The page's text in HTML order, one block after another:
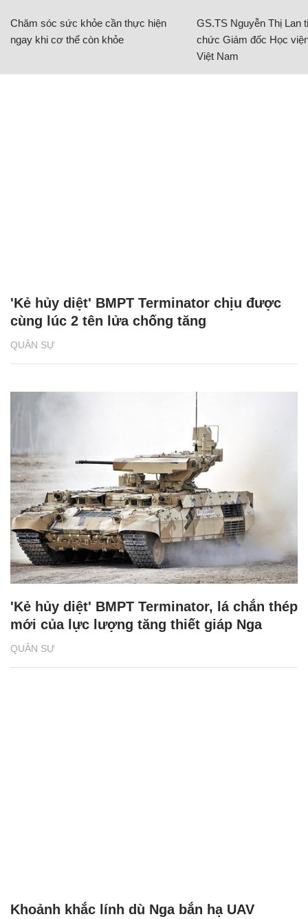
Chăm sóc sức khỏe cần thực hiện
ngay khi cơ thể còn khỏe
GS.TS Nguyễn Thị Lan
chức Giám đốc Học
Việt Nam
QUÂN SỰ
'Kẻ hủy diệt' BMPT Terminator chịu được
cùng lúc 2 tên lửa chống tăng
QUÂN SỰ
'Kẻ hủy diệt' BMPT Terminator, lá chắn thép
mới của lực lượng tăng thiết giáp Nga
Khoảnh khắc lính dù Nga bắn hạ UAV